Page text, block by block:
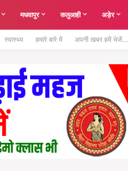
मधवापुर कलुआही अड़ेर
स्वास्थ्य हमारे बारे में अपनी खबर हमें भेजें...